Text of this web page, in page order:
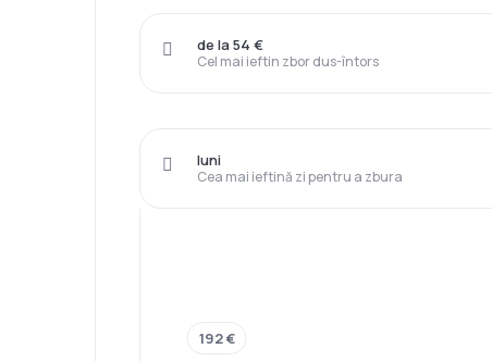
Cel mai ieftin zbor dus-întors
de la 54 €
Cea mai ieftină zi pentru a zbura
luni
192 €